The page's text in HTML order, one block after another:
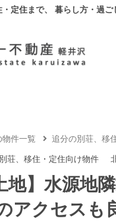
定住まで、 暮らし方・過
件一覧 追分の別荘、移
荘、移住・定住向け物件
地】水源
アクセスも